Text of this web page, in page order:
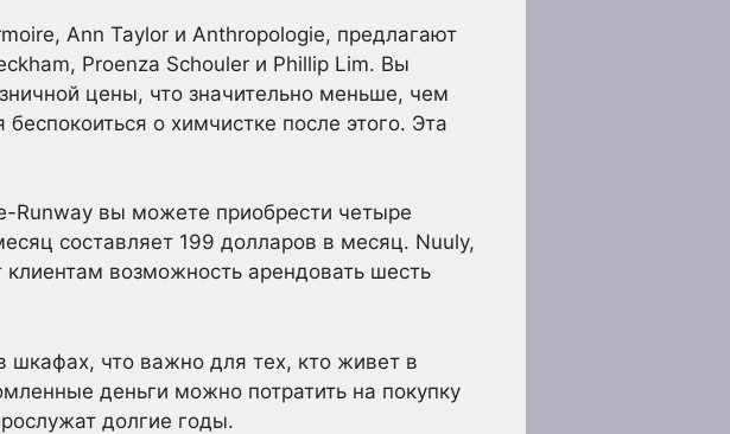
Ann Taylor и Anthropologie, предлагают
Proenza Schouler и Phillip Lim. Вы
цены, что значительно меньше, чем
о химчистке после этого. Эта
вы можете приобрести четыре
составляет 199 долларов в месяц. Nuuly,
возможность арендовать шесть
что важно для тех, кто живет в
деньги можно потратить на покупку
долгие годы.